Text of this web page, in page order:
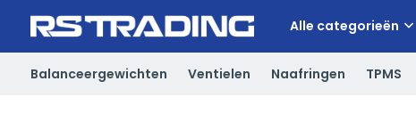
Alle categorieën
Balanceergewichten Ventielen Naafringen TPMS